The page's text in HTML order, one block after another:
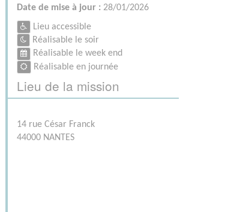
Date de mise à jour : 28/01/2026
Lieu accessible
Réalisable le soir
Réalisable le week end
Réalisable en journée
Lieu de la mission
14 rue César Franck
44000 NANTES